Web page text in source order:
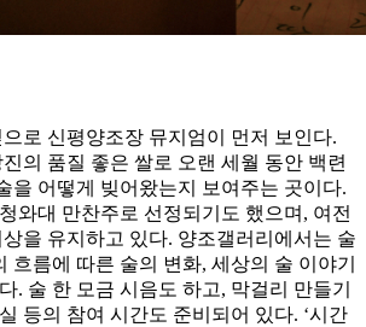
로 신평양조장 뮤지엄이 먼저 보인다.
의 품질 좋은 쌀로 오랜 세월 동안 백련
을 어떻게 빚어왔는지 보여주는 곳이다.
와대 만찬주로 선정되기도 했으며, 여전
을 유지하고 있다. 양조갤러리에서는 술
흐름에 따른 술의 변화, 세상의 술 이야기
. 술 한 모금 시음도 하고, 막걸리 만들기
등의 참여 시간도 준비되어 있다. ‘시간